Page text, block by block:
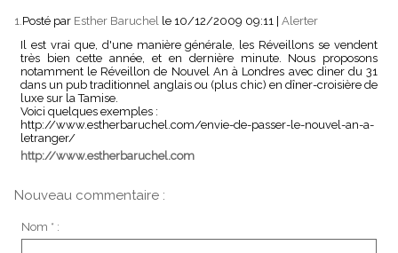
1.Posté par Esther Baruchel le 10/12/2009 09:11 Alerter
Il est vrai que, d'une manière générale, les Réveillons se vendent
très bien cette année, et en dernière minute. Nous proposons
notamment le Réveillon de Nouvel An à Londres avec diner du 31
dans un pub traditionnel anglais ou (plus chic) en dîner-croisière de
luxe sur la Tamise.
Voici quelques exemples :
http://www.estherbaruchel.com/envie-de-passer-le-nouvel-an-a-
letranger/
http://www.estherbaruchel.com
Nouveau commentaire :
Nom * :